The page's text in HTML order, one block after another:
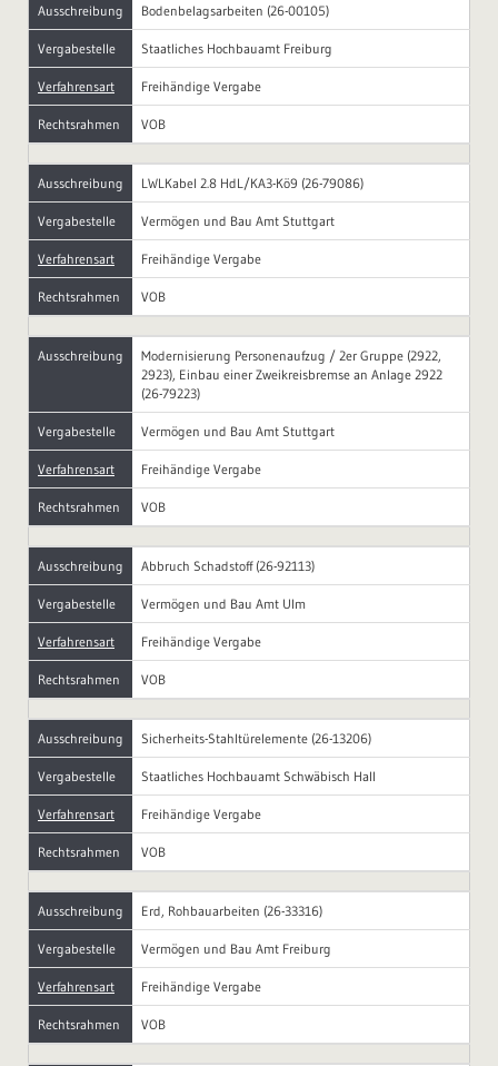
Ausschreibung Bodenbelagsarbeiten (26-00105)
Vergabestelle Staatliches Hochbauamt Freiburg
Verfahrensart Freihändige Vergabe
Rechtsrahmen VOB
Ausschreibung LWLKabel 2.8 HdL/KA3-Kö9 (26-79086)
Vergabestelle Vermögen und Bau Amt Stuttgart
Verfahrensart Freihändige Vergabe
Rechtsrahmen VOB
Ausschreibung
Modernisierung Personenaufzug / 2er Gruppe (2922,
2923), Einbau einer Zweikreisbremse an Anlage 2922
(26-79223)
Vergabestelle Vermögen und Bau Amt Stuttgart
Verfahrensart Freihändige Vergabe
Rechtsrahmen VOB
Ausschreibung Abbruch Schadstoff (26-92113)
Vergabestelle Vermögen und Bau Amt Ulm
Verfahrensart Freihändige Vergabe
Rechtsrahmen VOB
Ausschreibung Sicherheits-Stahltürelemente (26-13206)
Vergabestelle Staatliches Hochbauamt Schwäbisch Hall
Verfahrensart Freihändige Vergabe
Rechtsrahmen VOB
Ausschreibung Erd, Rohbauarbeiten (26-33316)
Vergabestelle Vermögen und Bau Amt Freiburg
Verfahrensart Freihändige Vergabe
Rechtsrahmen VOB